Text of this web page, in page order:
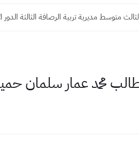
متوسط مديرية تربية الرصافة الثالثة الدور
محمد عمار سلمان